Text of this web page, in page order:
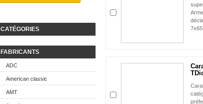
CATÉGORIES
FABRICANTS
ADC
American classic
AMT